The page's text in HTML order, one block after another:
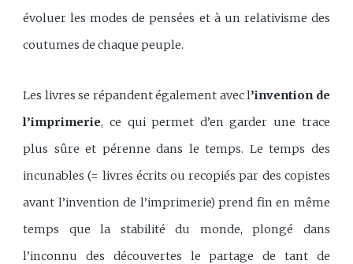
évoluer les modes de pensées et à un relativisme des
coutumes de chaque peuple.
Les livres se répandent également avec l’invention de
l’imprimerie, ce qui permet d’en garder une trace
plus sûre et pérenne dans le temps. Le temps des
incunables (= livres écrits ou recopiés par des copistes
avant l’invention de l’imprimerie) prend fin en même
temps que la stabilité du monde, plongé dans
l’inconnu des découvertes le partage de tant de